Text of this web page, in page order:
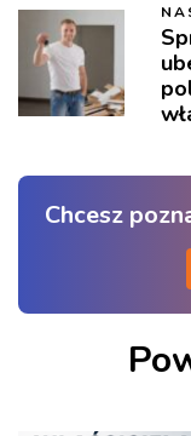
Chcesz